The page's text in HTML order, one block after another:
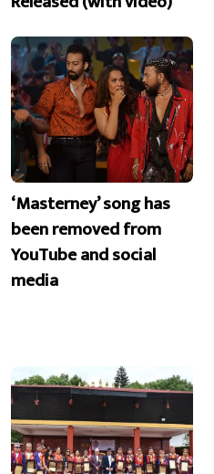
‘Masterney’ song has
been removed from
YouTube and social
media